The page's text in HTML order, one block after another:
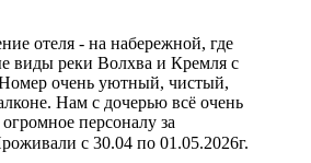
отеля - на набережной, где
виды реки Волхва и Кремля с
очень уютный, чистый,
Нам с дочерью всё очень
персоналу за
с 30.04 по 01.05.2026г.